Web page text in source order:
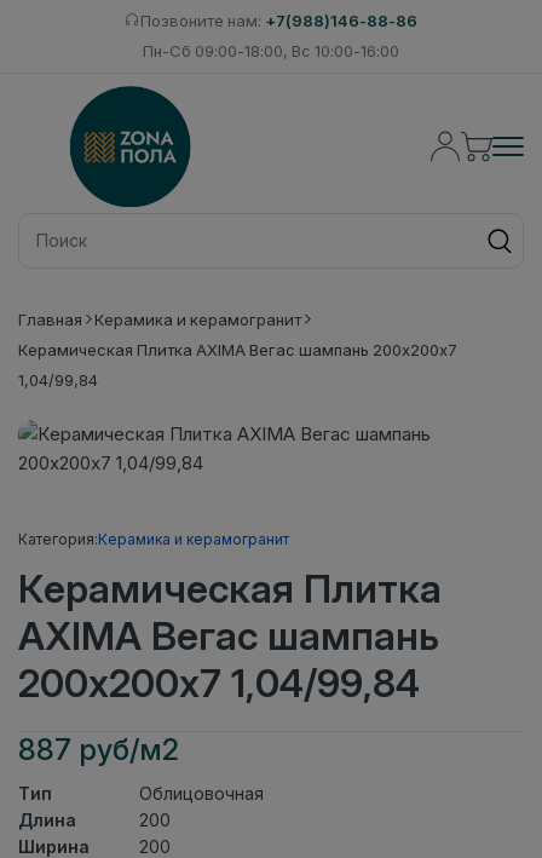
Позвоните нам: +7(988)146-88-86
Пн-Сб 09:00-18:00, Вс 10:00-16:00
Главная
Керамика и керамогранит
Керамическая Плитка AXIMA Вегас шампань 200х200х7
1,04/99,84
Категория:Керамика и керамогранит
Керамическая Плитка
AXIMA Вегас шампань
200х200х7 1,04/99,84
887 руб/м2
Тип
Облицовочная
Длина
200
Ширина
200